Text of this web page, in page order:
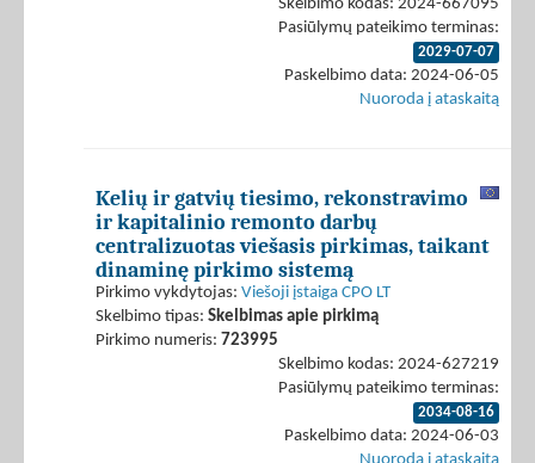
Skelbimo kodas: 2024-667095
Pasiūlymų pateikimo terminas:
2029-07-07
Paskelbimo data: 2024-06-05
Nuoroda į ataskaitą
Kelių ir gatvių tiesimo, rekonstravimo
ir kapitalinio remonto darbų
centralizuotas viešasis pirkimas, taikant
dinaminę pirkimo sistemą
Pirkimo vykdytojas: Viešoji įstaiga CPO LT
Skelbimo tipas: Skelbimas apie pirkimą
Pirkimo numeris: 723995
Skelbimo kodas: 2024-627219
Pasiūlymų pateikimo terminas:
2034-08-16
Paskelbimo data: 2024-06-03